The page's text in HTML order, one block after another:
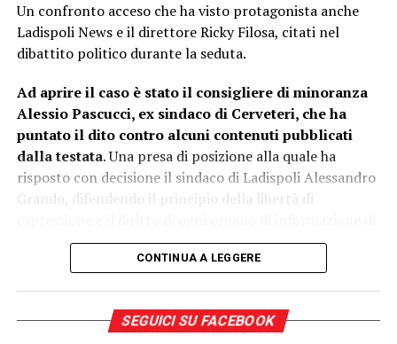
Un confronto acceso che ha visto protagonista anche
Ladispoli News e il direttore Ricky Filosa, citati nel
dibattito politico durante la seduta.
Ad aprire il caso è stato il consigliere di minoranza
Alessio Pascucci, ex sindaco di Cerveteri, che ha
puntato il dito contro alcuni contenuti pubblicati
dalla testata. Una presa di posizione alla quale ha
risposto con decisione il sindaco di Ladispoli Alessandro
Grando, difendendo il principio della libertà di
esercitare il proprio ruolo, anche attraverso opinioni e
CONTINUA A LEGGERE
SEGUICI SU FACEBOOK